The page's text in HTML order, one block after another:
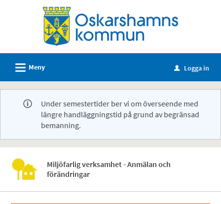
Välkommen
Oskarshamns
kommun
L Meny u Logga in
Under semestertider ber vi om överseende med
längre handläggningstid på grund av begränsad
bemanning.
Miljöfarlig verksamhet - Anmälan och
förändringar